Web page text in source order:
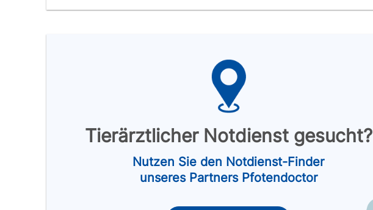
Tierärztlicher Notdienst gesucht?
Nutzen Sie den Notdienst-Finder
unseres Partners Pfotendoctor